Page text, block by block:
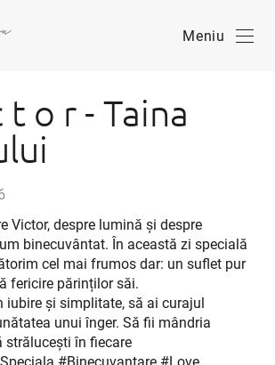
Meniu
t o r - Taina
Victor, despre lumină și despre
binecuvântat. În această zi specială
cel mai frumos dar: un suflet pur
fericire părinților săi.
iubire și simplitate, să ai curajul
unui înger. Să fii mândria
strălucești în fiecare